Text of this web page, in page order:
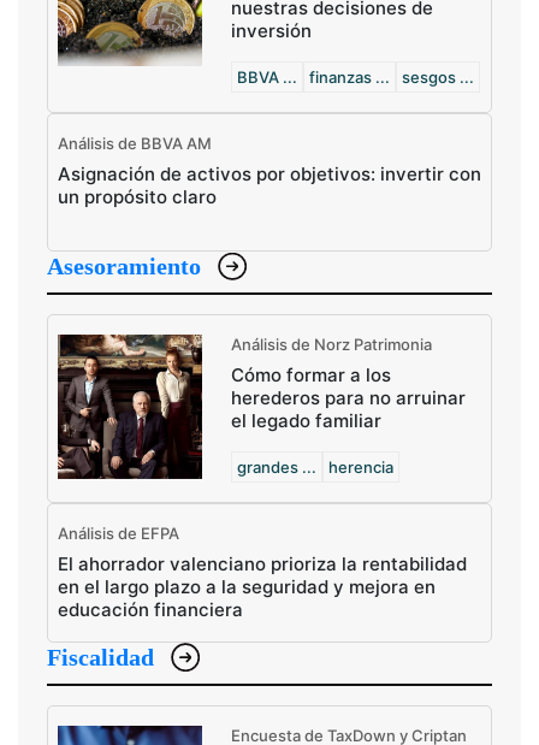
nuestras decisiones de
inversión
BBVA ... finanzas ... sesgos ...
Análisis de BBVA AM
Asignación de activos por objetivos: invertir con
un propósito claro
Asesoramiento
Análisis de Norz Patrimonia
Cómo formar a los
herederos para no arruinar
el legado familiar
grandes ... herencia
Análisis de EFPA
El ahorrador valenciano prioriza la rentabilidad
en el largo plazo a la seguridad y mejora en
educación financiera
Fiscalidad
Encuesta de TaxDown y Criptan